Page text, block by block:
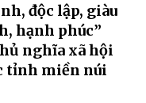
độc lập, giàu
hạnh phúc”
nghĩa xã hội
tỉnh miền núi